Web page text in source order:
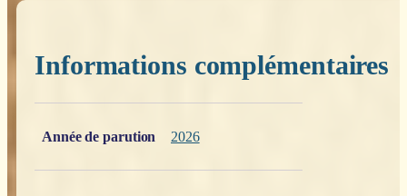
Informations complémentaires
Année de parution
2026